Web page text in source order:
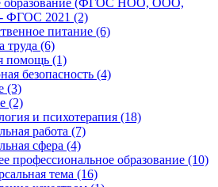
образование (ФГОС НОО, ООО,
ФГОС 2021 (2)
питание (6)
труда (6)
помощь (1)
безопасность (4)
(3)
(2)
и психотерапия (18)
работа (7)
сфера (4)
профессиональное образование (10)
тема (16)